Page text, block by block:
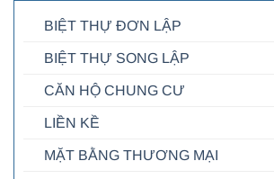
BIỆT THỰ ĐƠN LẬP
BIỆT THỰ SONG LẬP
CĂN HỘ CHUNG CƯ
LIỀN KỀ
MẶT BẰNG THƯƠNG MẠI